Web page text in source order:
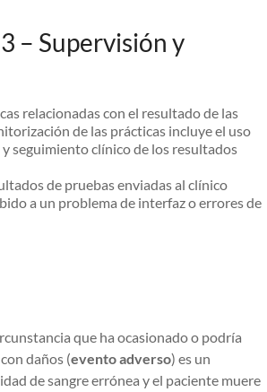
– Supervisión y
relacionadas con el resultado de las
de las prácticas incluye el uso
seguimiento clínico de los resultados
de pruebas enviadas al clínico
a un problema de interfaz o errores de
que ha ocasionado o podría
daños (eventoadverso) es un
de sangre errónea y el paciente muere